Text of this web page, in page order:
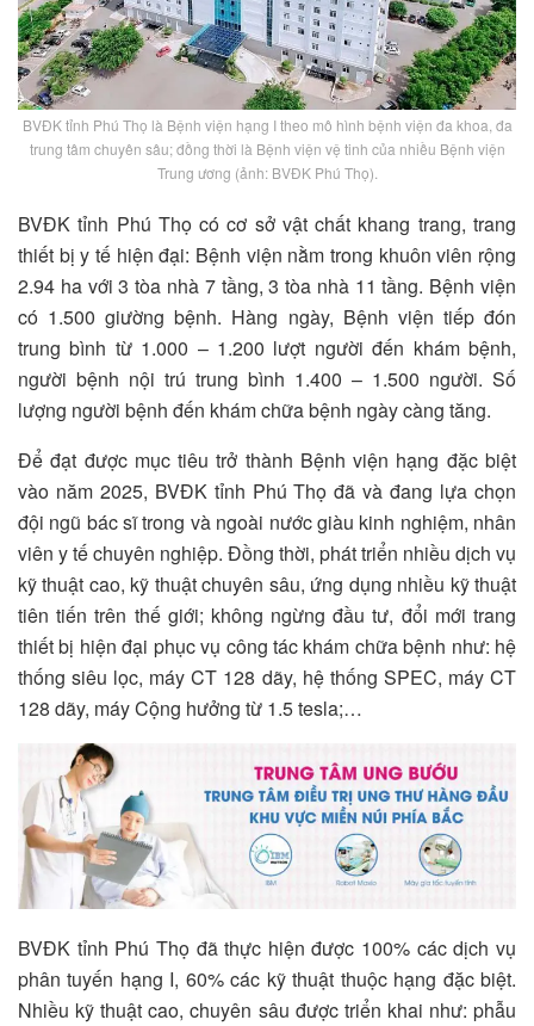
BVĐK tỉnh Phú Thọ là Bệnh viện hạng I theo mô hình bệnh viện đa khoa, đa
trung tâm chuyên sâu; đồng thời là Bệnh viện vệ tinh của nhiều Bệnh viện
Trung ương (ảnh: BVĐK Phú Thọ).
BVĐK tỉnh Phú Thọ có cơ sở vật chất khang trang, trang
thiết bị y tế hiện đại: Bệnh viện nằm trong khuôn viên rộng
2.94 ha với 3 tòa nhà 7 tầng, 3 tòa nhà 11 tầng. Bệnh viện
có 1.500 giường bệnh. Hàng ngày, Bệnh viện tiếp đón
trung bình từ 1.000 – 1.200 lượt người đến khám bệnh,
người bệnh nội trú trung bình 1.400 – 1.500 người. Số
lượng người bệnh đến khám chữa bệnh ngày càng tăng.
Để đạt được mục tiêu trở thành Bệnh viện hạng đặc biệt
vào năm 2025, BVĐK tỉnh Phú Thọ đã và đang lựa chọn
đội ngũ bác sĩ trong và ngoài nước giàu kinh nghiệm, nhân
viên y tế chuyên nghiệp. Đồng thời, phát triển nhiều dịch vụ
kỹ thuật cao, kỹ thuật chuyên sâu, ứng dụng nhiều kỹ thuật
tiên tiến trên thế giới; không ngừng đầu tư, đổi mới trang
thiết bị hiện đại phục vụ công tác khám chữa bệnh như: hệ
thống siêu lọc, máy CT 128 dãy, hệ thống SPEC, máy CT
128 dãy, máy Cộng hưởng từ 1.5 tesla;…
BVĐK tỉnh Phú Thọ đã thực hiện được 100% các dịch vụ
phân tuyến hạng I, 60% các kỹ thuật thuộc hạng đặc biệt.
Nhiều kỹ thuật cao, chuyên sâu được triển khai như: phẫu